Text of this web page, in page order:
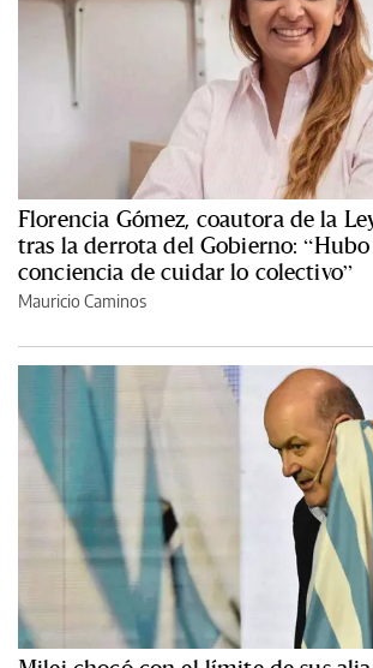
Florencia Gómez, coautora de la
tras la derrota del Gobierno:
conciencia de cuidar lo colectivo”
Mauricio Caminos